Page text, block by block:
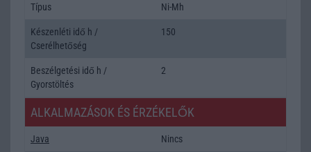
Típus Ni-Mh
Készenléti idő h /
Cserélhetőség
150
Beszélgetési idő h /
Gyorstöltés
2
ALKALMAZÁSOK ÉS ÉRZÉKELŐK
Java Nincs